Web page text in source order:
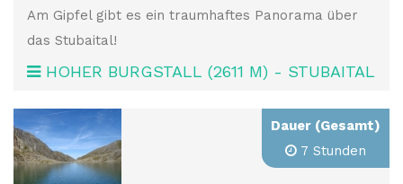
Am Gipfel gibt es ein traumhaftes Panorama über
das Stubaital!
HOHER BURGSTALL (2611 M) - STUBAITAL
Dauer (Gesamt)
7 Stunden